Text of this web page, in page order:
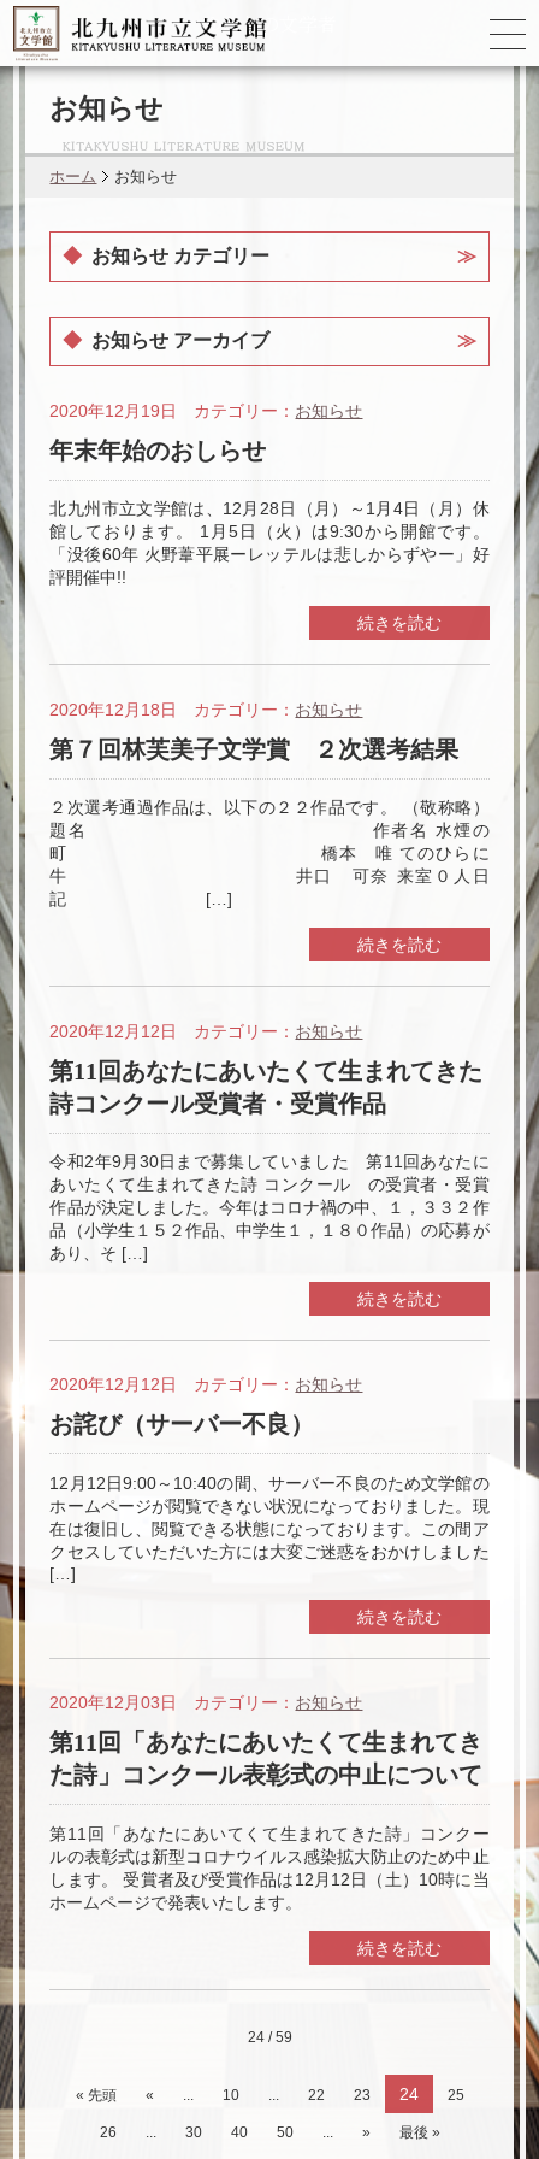
ゆかりの
お知らせ
ホーム お知らせ
2020年12月19日 カテゴリー： お知らせ
年末年始のおしらせ
北九州市立文学館は、12月28日（月）～1月4日（月）休
館しております。 1月5日（火）は9:30から開館です。
「没後60年 火野葦平展ーレッテルは悲しからずやー」好
評開催中!!
続きを読む
2020年12月18日 カテゴリー： お知らせ
第７回林芙美子文学賞 ２次選考結果
２次選考通過作品は、以下の２２作品です。 （敬称略）
題名 作者名 水煙の
町 橋本 唯 てのひらに
牛 井口 可奈 来室０人日
記 […]
続きを読む
2020年12月12日 カテゴリー： お知らせ
第11回あなたにあいたくて生まれてきた
詩コンクール受賞者・受賞作品
令和2年9月30日まで募集していました 第11回あなたに
あいたくて生まれてきた詩 コンクール の受賞者・受賞
作品が決定しました。今年はコロナ禍の中、１，３３２作
品（小学生１５２作品、中学生１，１８０作品）の応募が
あり、そ […]
続きを読む
2020年12月12日 カテゴリー： お知らせ
お詫び（サーバー不良）
12月12日9:00～10:40の間、サーバー不良のため文学館の
ホームページが閲覧できない状況になっておりました。現
在は復旧し、閲覧できる状態になっております。この間ア
クセスしていただいた方には大変ご迷惑をおかけしました
[…]
続きを読む
2020年12月03日 カテゴリー： お知らせ
第11回「あなたにあいたくて生まれてき
た詩」コンクール表彰式の中止について
第11回「あなたにあいてくて生まれてきた詩」コンクー
ルの表彰式は新型コロナウイルス感染拡大防止のため中止
します。 受賞者及び受賞作品は12月12日（土）10時に当
ホームページで発表いたします。
続きを読む
24 / 59
« 先頭 « ... 10 ... 22 23 24 25
26 ... 30 40 50 ... » 最後 »
お知らせ カテゴリー
お知らせ アーカイブ